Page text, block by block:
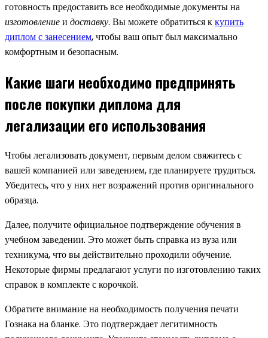
готовность предоставить все необходимые документы на
изготовлениеи доставку. Вы можете обратиться ккупить
диплом с занесением, чтобы ваш опыт был максимально
комфортным и безопасным.
Какие шаги необходимо предпринять
после покупки диплома для
легализации его использования
Чтобы легализовать документ, первым делом свяжитесь с
вашей компанией или заведением, где планируете трудиться.
Убедитесь, что у них нет возражений против оригинального
образца.
Далее, получите официальное подтверждение обучения в
учебном заведении. Это может быть справка из вуза или
техникума, что вы действительно проходили обучение.
Некоторые фирмы предлагают услуги по изготовлению таких
справок в комплекте с корочкой.
Обратите внимание на необходимость получения печати
Гознака на бланке. Это подтверждает легитимность